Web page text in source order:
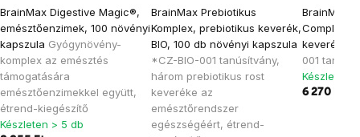
BrainMax Digestive Magic®,
emésztőenzimek, 100 növényi
kapszula Gyógynövény-
komplex az emésztés
támogatására
emésztőenzimekkel együtt,
étrend-kiegészítő
Készleten > 5 db
BrainMax Prebiotikus
Komplex, prebiotikus keverék,
BIO, 100 db növényi kapszula
*CZ-BIO-001 tanúsítvány,
három prebiotikus rost
keveréke az
emésztőrendszer
egészségéért, étrend-
BrainMax
Complex,
keverék,
001
Készleten
6 270 Ft